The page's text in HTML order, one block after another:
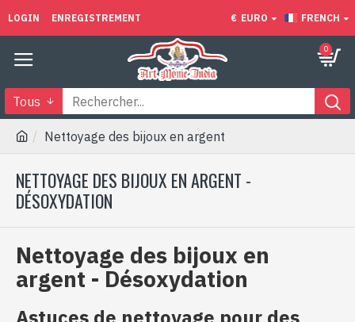
LOGIN ENREGISTREMENT € EURO FRENCH
0
Tous
Nettoyage des bijoux en argent
NETTOYAGE DES BIJOUX EN ARGENT -
DÉSOXYDATION
Nettoyage des bijoux en
argent - Désoxydation